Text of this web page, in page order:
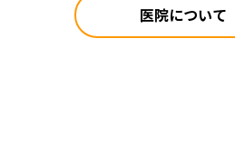
医院について